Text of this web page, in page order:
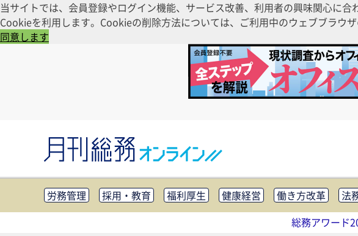
当サイトでは、会員登録やログイン機能、サービス改善、利用者の興味関心に
Cookieを利用します。Cookieの削除方法については、ご利用中のウェブブラウ
同意します
労務管理 採用・教育 福利厚生 健康経営 働き方改革 法
知財管理
リスクマネジメント・BCP 社外・社内広報 社外・
助成金・補助金・コスト削減
総務アワード